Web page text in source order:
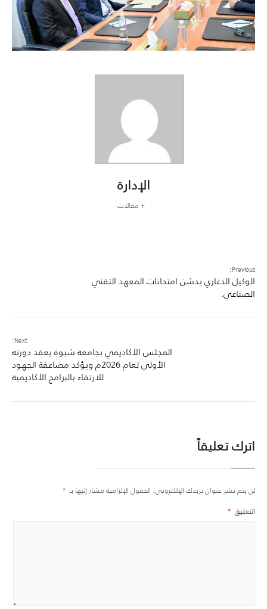
الإدارة
+ مقالات
Previous:
الوكيل الدغاري يدشن امتحانات المعهد التقني
الصناعي.
Next:
المجلس الأكاديمي بجامعة شبوة يعقد دورته
الأولى لعام 2026م ويؤكد مضاعفة الجهود
للارتقاء بالبرامج الأكاديمية
اترك تعليقاً
لن يتم نشر عنوان بريدك الإلكتروني. الحقول الإلزامية مشار إليها بـ *
التعليق *